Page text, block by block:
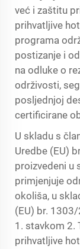
već i zaštitu
prihvatljive
programa
postizanje i
na odluke o
održivosti,
posljednjoj
certificirane
U skladu s
Uredbe (EU)
proizvedeni u
primjenjuje
okoliša, u
(EU) br.
1. stavkom 2.
prihvatljive